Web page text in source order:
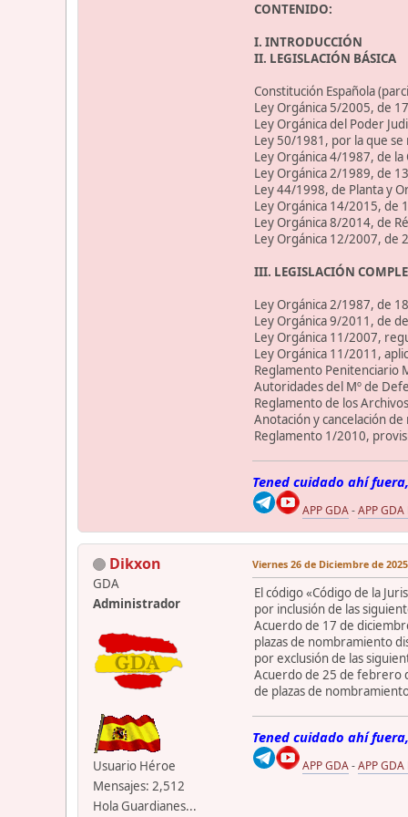
CONTENIDO:
I. INTRODUCCIÓN
II. LEGISLACIÓN BÁSICA
Constitución Española
Ley Orgánica 5/2005, de
Ley Orgánica del Poder
Ley 50/1981, por la que
Ley Orgánica 4/1987, de
Ley Orgánica 2/1989, de
Ley 44/1998, de Planta y
Ley Orgánica 14/2015, de
Ley Orgánica 8/2014, de
Ley Orgánica 12/2007, de
III. LEGISLACIÓN
Ley Orgánica 2/1987, de
Ley Orgánica 9/2011, de
Ley Orgánica 11/2007,
Ley Orgánica 11/2011,
Reglamento Penitenciario
Autoridades del Mº de
Reglamento de los
Anotación y cancelación
Reglamento 1/2010,
Tened cuidado ahí
APP GDA-APP
Dikxon
GDA
Administrador
Usuario Héroe
Mensajes: 2,512
Hola Guardianes...
Viernes 26 de Diciembre de
El código «Código de la
por inclusión de las
Acuerdo de 17 de
plazas de nombramiento
por exclusión de las
Acuerdo de 25 de febrero
de plazas de
Tened cuidado ahí
APP GDA-APP